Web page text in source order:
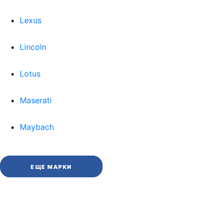
Lexus
Lincoln
Lotus
Maserati
Maybach
ЕЩЕ МАРКИ